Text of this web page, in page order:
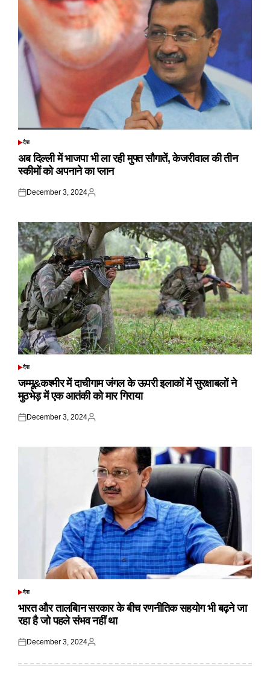
POSTED
देश
अब दिल्ली में भाजपा भी ला रही मुफ्त सौगातें, केजरीवाल की तीन
स्कीमों को अपनाने का प्लान
Posted
December 3, 2024
Posted
POSTED
देश
जम्मू&कश्मीर में दाचीगाम जंगल के ऊपरी इलाकों में सुरक्षाबलों ने
मुठभेड़ में एक आतंकी को मार गिराया
Posted
December 3, 2024
Posted
POSTED
देश
भारत और तालबिान सरकार के बीच रणनीतिक सहयोग भी बढ़ने जा
रहा है जो पहले संभव नहीं था
Posted
December 3, 2024
Posted